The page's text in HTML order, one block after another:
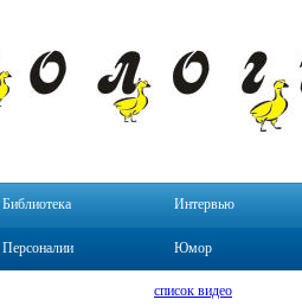
Библиотека Интервью
Персоналии Юмор
список видео